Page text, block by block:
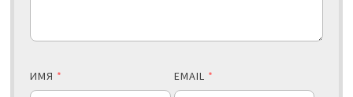
ИМЯ * EMAIL *